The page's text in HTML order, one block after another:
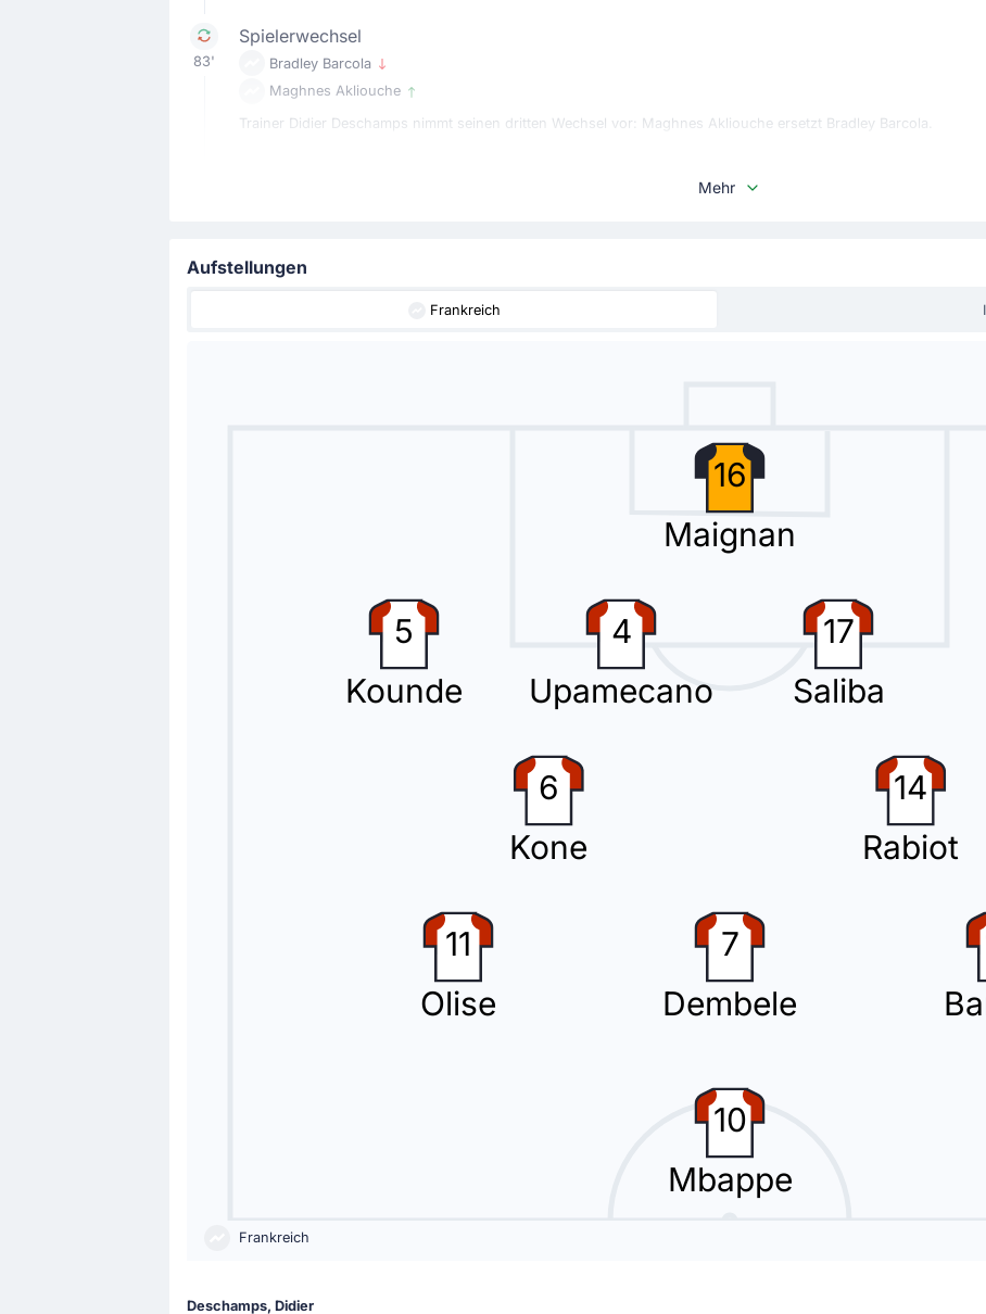
83'
Spielerwechsel
Bradley Barcola
Maghnes Akliouche
Trainer Didier Deschamps nimmt seinen dritten Wechsel vor: Maghnes Akliouche ersetzt Bradley Barcola.
Jetzt spielt Rayan Cherki für Michael Olise (Frankreich).
Ousmane Dembele
Jetzt spielt Desire Doue für Ousmane Dembele (Frankreich).
Trainer Graham Arnold nimmt seinen zweiten Wechsel vor: Youssef Amyn ersetzt Zaid Ismail.
Tor !
Ousmane Dembele
Mehr
Aufstellungen
Frankreich
16
Maignan
5
Kounde
4
Upamecano
17
Saliba
6
Kone
14
Rabiot
11
Olise
7
Dembele
10
Mbappe
Frankreich
Deschamps, Didier